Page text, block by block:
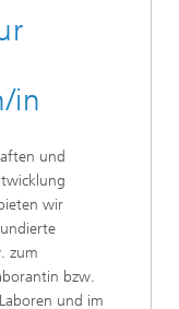
in
und
wir
zum
bzw.
und im